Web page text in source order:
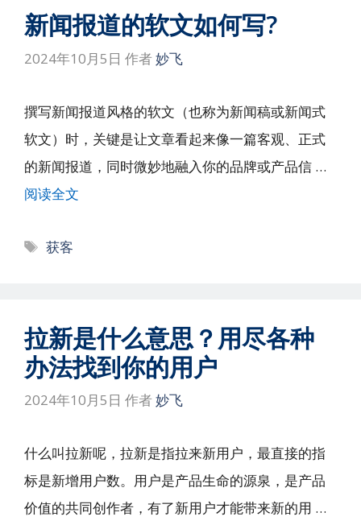
新闻报道的软文如何写?
2024年10月5日 作者妙飞
撰写新闻报道风格的软文（也称为新闻稿或新闻式
软文）时，关键是让文章看起来像一篇客观、正式
的新闻报道，同时微妙地融入你的品牌或产品信 …
阅读全文
标
获客
拉新是什么意思？用尽各种
办法找到你的用户
2024年10月5日 作者妙飞
什么叫拉新呢，拉新是指拉来新用户，最直接的指
标是新增用户数。用户是产品生命的源泉，是产品
价值的共同创作者，有了新用户才能带来新的用 …